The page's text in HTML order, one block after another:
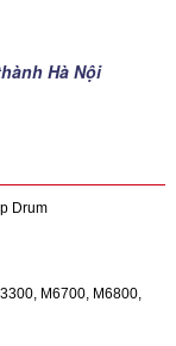
Hà Nội
Drum
M6700, M6800,